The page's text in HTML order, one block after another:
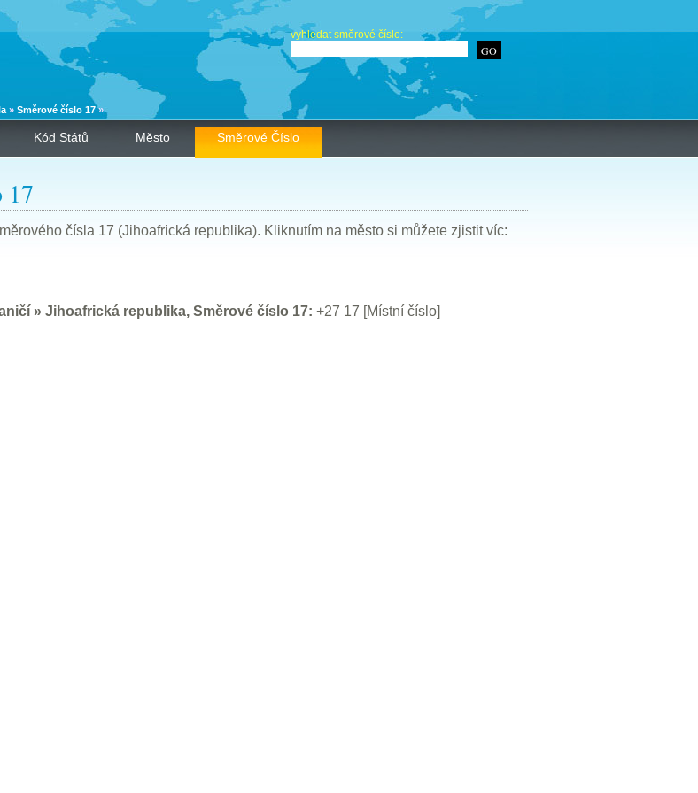
» Směrové číslo 17»
vyhledat směrové číslo:
Kód Států Město Směrové Číslo
17
čísla 17 (Jihoafrická republika). Kliknutím na město si můžete zjistit víc:
» Jihoafrická republika, Směrové číslo 17: +27 17 [Místní číslo]